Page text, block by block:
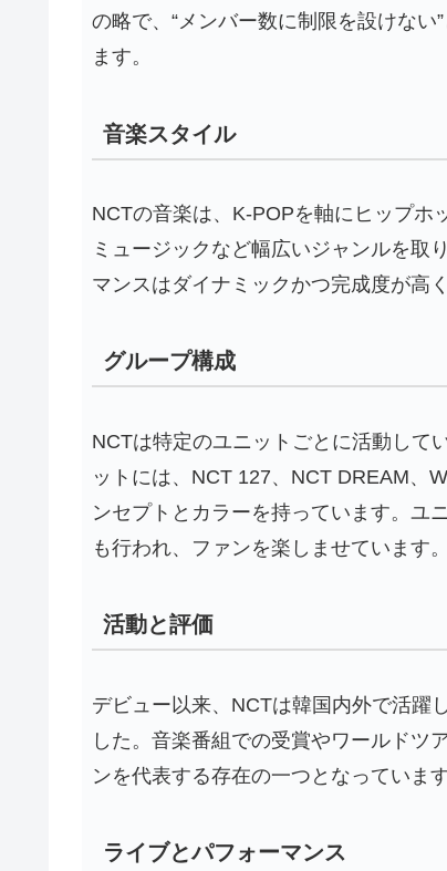
の略で、“メンバー数に制限を設けな
ます。
音楽スタイル
NCTの音楽は、K-POPを軸にヒップホ
ミュージックなど幅広いジャンルを取
マンスはダイナミックかつ完成度が高
グループ構成
NCTは特定のユニットごとに活動して
ットには、NCT 127、NCT DREAM、
ンセプトとカラーを持っています。ユ
も行われ、ファンを楽しませています。
活動と評価
デビュー以来、NCTは韓国内外で活躍
した。音楽番組での受賞やワールドツ
ンを代表する存在の一つとなっています
ライブとパフォーマンス